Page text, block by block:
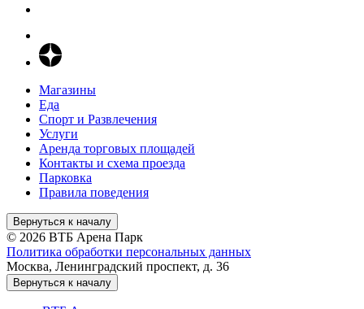
Магазины
Еда
Спорт и Развлечения
Услуги
Аренда торговых площадей
Контакты и схема проезда
Парковка
Правила поведения
Вернуться к началу
© 2026 ВТБ Арена Парк
Политика обработки персональных данных
Москва, Ленинградский проспект, д. 36
Вернуться к началу